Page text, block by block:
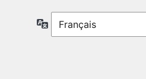
Langue